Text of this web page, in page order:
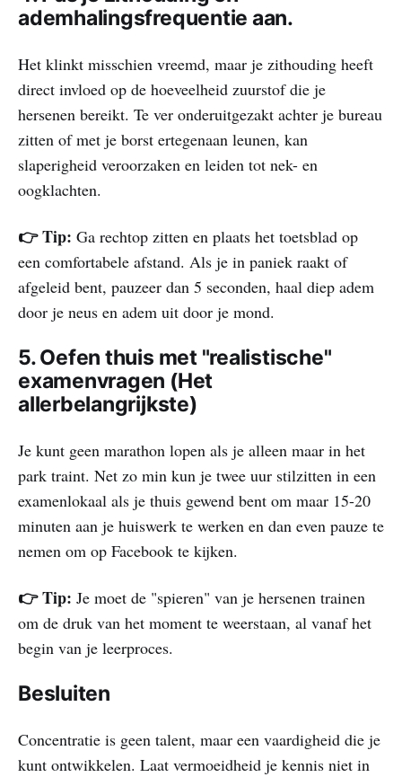
ademhalingsfrequentie aan.
Het klinkt misschien vreemd, maar je zithouding heeft
direct invloed op de hoeveelheid zuurstof die je
hersenen bereikt. Te ver onderuitgezakt achter je bureau
zitten of met je borst ertegenaan leunen, kan
slaperigheid veroorzaken en leiden tot nek- en
oogklachten.
👉 Tip: Ga rechtop zitten en plaats het toetsblad op
een comfortabele afstand. Als je in paniek raakt of
afgeleid bent, pauzeer dan 5 seconden, haal diep adem
door je neus en adem uit door je mond.
5. Oefen thuis met "realistische"
examenvragen (Het
allerbelangrijkste)
Je kunt geen marathon lopen als je alleen maar in het
park traint. Net zo min kun je twee uur stilzitten in een
examenlokaal als je thuis gewend bent om maar 15-20
minuten aan je huiswerk te werken en dan even pauze te
nemen om op Facebook te kijken.
👉 Tip: Je moet de "spieren" van je hersenen trainen
om de druk van het moment te weerstaan, al vanaf het
begin van je leerproces.
Besluiten
Concentratie is geen talent, maar een vaardigheid die je
kunt ontwikkelen. Laat vermoeidheid je kennis niet in